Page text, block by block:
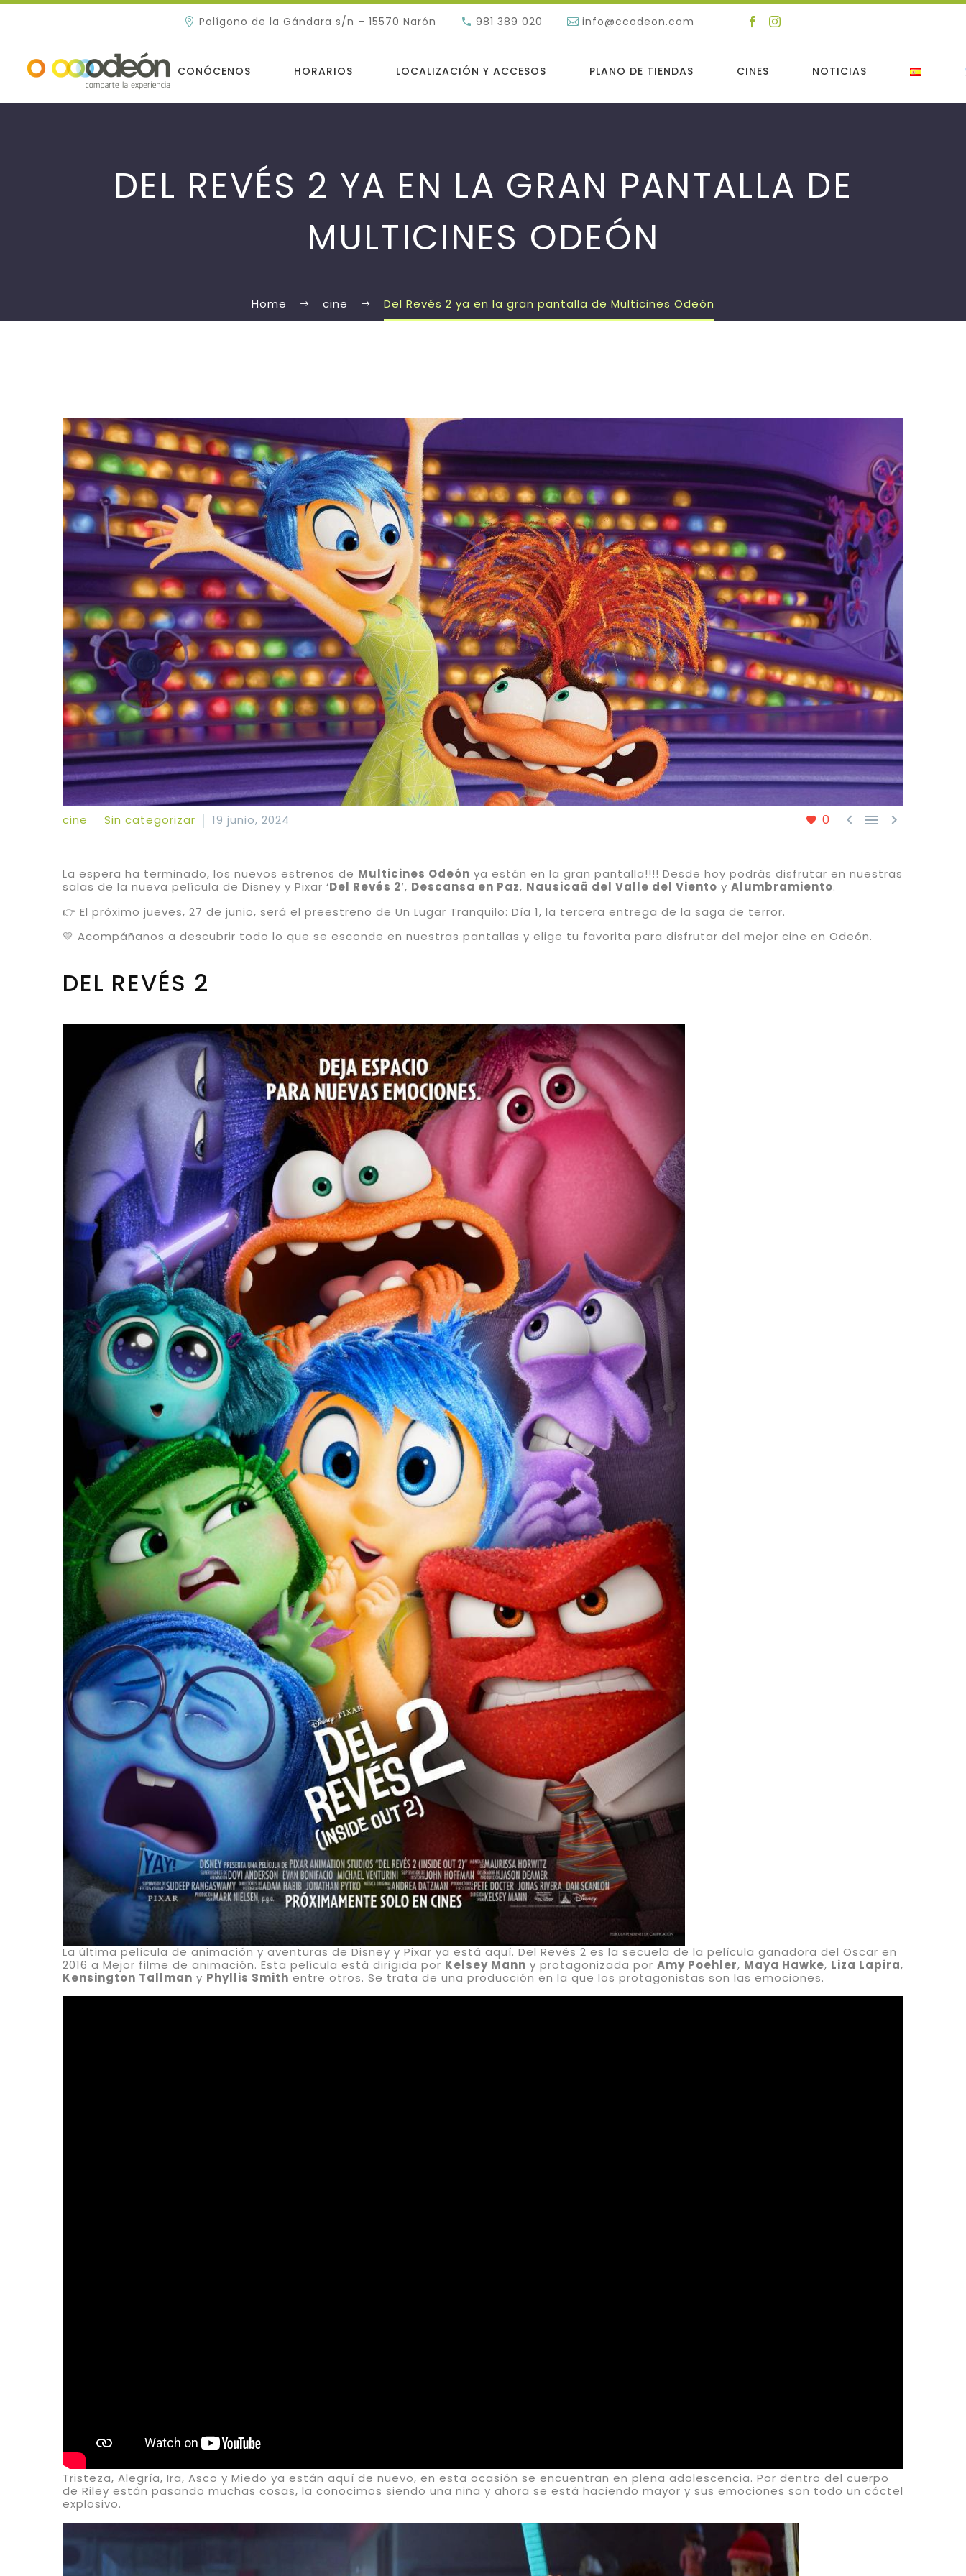
Polígono de la Gándara s/n – 15570 Narón 981 389 020 info@ccodeon.com
CONÓCENOS HORARIOS LOCALIZACIÓN Y ACCESOS PLANO DE TIENDAS CINES NOTICIAS
DEL REVÉS 2 YA EN LA GRAN PANTALLA DE
MULTICINES ODEÓN
Home cine Del Revés 2 ya en la gran pantalla de Multicines Odeón
0   
cine Sin categorizar 19 junio, 2024
La espera ha terminado, los nuevos estrenos de Multicines Odeón ya están en la gran pantalla!!!! Desde hoy podrás disfrutar en nuestras
salas de la nueva película de Disney y Pixar ‘Del Revés 2′, Descansa en Paz, Nausicaä del Valle del Viento y Alumbramiento.
👉 El próximo jueves, 27 de junio, será el preestreno de Un Lugar Tranquilo: Día 1, la tercera entrega de la saga de terror.
💛 Acompáñanos a descubrir todo lo que se esconde en nuestras pantallas y elige tu favorita para disfrutar del mejor cine en Odeón.
DEL REVÉS 2
La última película de animación y aventuras de Disney y Pixar ya está aquí. Del Revés 2 es la secuela de la película ganadora del Oscar en
2016 a Mejor filme de animación. Esta película está dirigida por Kelsey Mann y protagonizada por Amy Poehler, Maya Hawke, Liza Lapira,
Kensington Tallman y Phyllis Smith entre otros. Se trata de una producción en la que los protagonistas son las emociones.
Tristeza, Alegría, Ira, Asco y Miedo ya están aquí de nuevo, en esta ocasión se encuentran en plena adolescencia. Por dentro del cuerpo
de Riley están pasando muchas cosas, la conocimos siendo una niña y ahora se está haciendo mayor y sus emociones son todo un cóctel
explosivo.